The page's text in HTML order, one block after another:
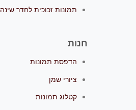
תמונות זכוכית לחדר שינה
חנות
הדפסת תמונות
ציורי שמן
קטלוג תמונות